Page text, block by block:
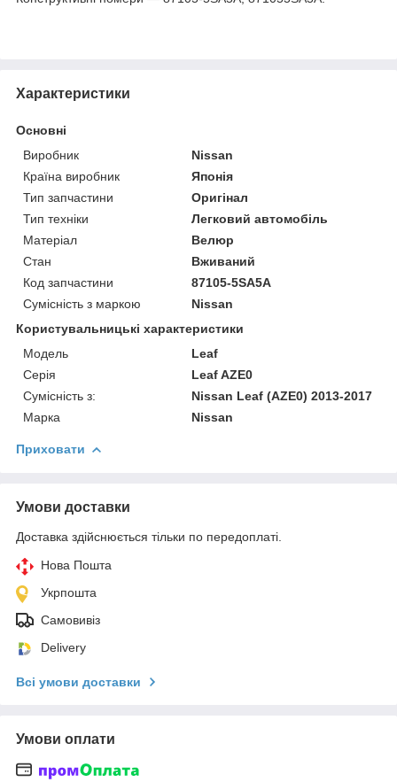
Характеристики
Основні
Виробник
Nissan
Країна виробник
Японія
Тип запчастини
Оригінал
Тип техніки
Легковий автомобіль
Матеріал
Велюр
Стан
Вживаний
Код запчастини
87105-5SA5A
Сумісність з маркою
Nissan
Користувальницькі характеристики
Модель
Leaf
Серія
Leaf AZE0
Сумісність з:
Nissan Leaf (AZE0) 2013-2017
Марка
Nissan
Приховати
Умови доставки
Доставка здійснюється тільки по передоплаті.
Нова Пошта
Укрпошта
Самовивіз
Delivery
Всі умови доставки
Умови оплати